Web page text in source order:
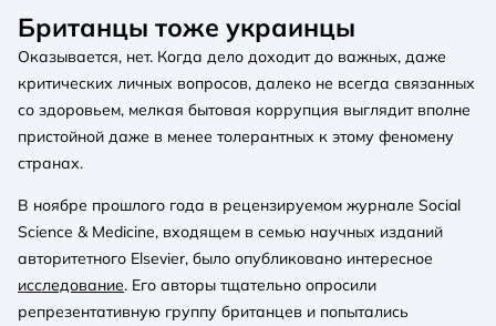
Британцы тоже украинцы
Оказывается, нет. Когда дело доходит до важных, даже
критических личных вопросов, далеко не всегда связанных
со здоровьем, мелкая бытовая коррупция выглядит вполне
пристойной даже в менее толерантных к этому феномену
странах.
В ноябре прошлого года в рецензируемом журнале Social
Science & Medicine, входящем в семью научных изданий
авторитетного Elsevier, было опубликовано интересное
исследование. Его авторы тщательно опросили
репрезентативную группу британцев и попытались